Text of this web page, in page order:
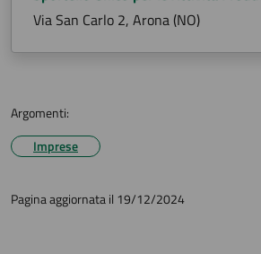
Via San Carlo 2, Arona (NO)
Argomenti:
Imprese
Pagina aggiornata il 19/12/2024